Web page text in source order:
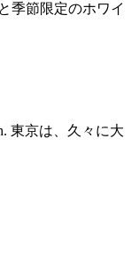
季節限定のホワイ
東京は、久々に大